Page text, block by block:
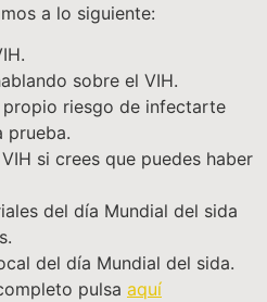
a lo siguiente:
sobre el VIH.
riesgo de infectarte
prueba.
si crees que puedes haber
del día Mundial del sida
del día Mundial del sida.
pulsa aquí